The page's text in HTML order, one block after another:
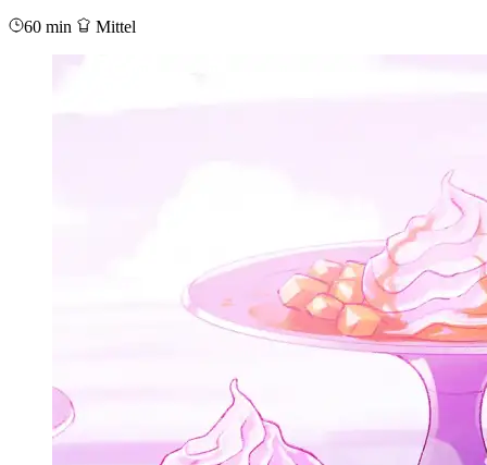
60 min
Mittel